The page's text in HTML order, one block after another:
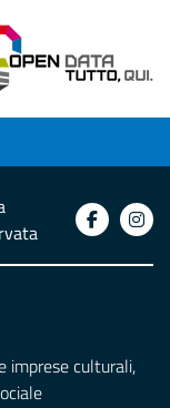
imprese culturali,